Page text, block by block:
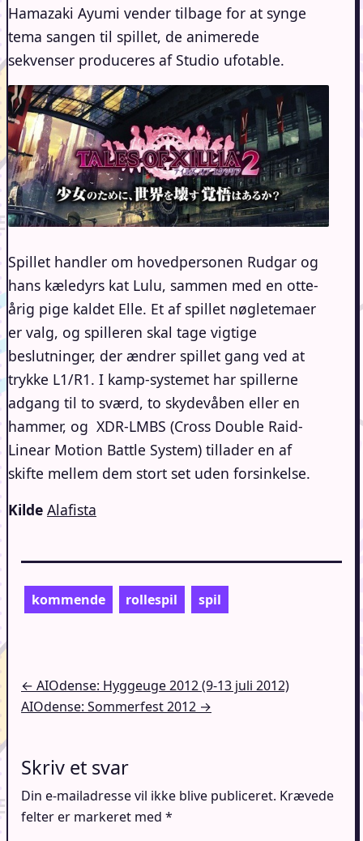
Hamazaki Ayumi vender tilbage for at synge
tema sangen til spillet, de animerede
sekvenser produceres af Studio ufotable.
Spillet handler om hovedpersonen Rudgar og
hans kæledyrs kat Lulu, sammen med en otte-
årig pige kaldet Elle. Et af spillet nøgletemaer
er valg, og spilleren skal tage vigtige
beslutninger, der ændrer spillet gang ved at
trykke L1/R1. I kamp-systemet har spillerne
adgang til to sværd, to skydevåben eller en
hammer, og XDR-LMBS (Cross Double Raid-
Linear Motion Battle System) tillader en af
skifte mellem dem stort set uden forsinkelse.
Kilde Alafista
kommende rollespil spil
Indlægsnavigation
← AIOdense: Hyggeuge 2012 (9-13 juli 2012)
AIOdense: Sommerfest 2012 →
Skriv et svar
Din e-mailadresse vil ikke blive publiceret. Krævede
felter er markeret med *